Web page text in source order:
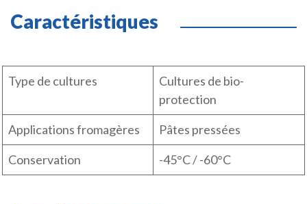
Caractéristiques
Type de cultures
Cultures de bio-
protection
Applications fromagères
Pâtes pressées
Conservation
-45°C / -60°C